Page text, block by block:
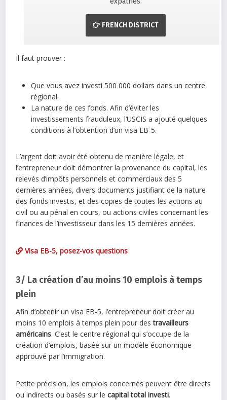
FRENCH DISTRICT
Il faut prouver :
Que vous avez investi 500 000 dollars dans un centre
régional.
La nature de ces fonds. Afin d’éviter les
investissements frauduleux, l’USCIS a ajouté quelques
conditions à l’obtention d’un visa EB-5.
L’argent doit avoir été obtenu de manière légale, et
l’entrepreneur doit démontrer la provenance du capital, les
relevés d’impôts personnels et commerciaux des 5
dernières années, divers documents justifiant de la nature
des fonds investis, et des copies de toutes les actions au
civil ou au pénal en cours, ou actions civiles concernant les
finances de l’investisseur dans les 15 dernières années.
Visa EB-5, posez-vos questions
3/ La création d’au moins 10 emplois à temps
plein
Afin d’obtenir un visa EB-5, l’entrepreneur doit créer au
moins 10 emplois à temps plein pour destravailleurs
américains. C’est le centre régional qui s’occupe de la
création d’emplois, basée sur un modèle économique
approuvé par l’immigration.
Petite précision, les emplois concernés peuvent être directs
ou indirects ou basés sur lecapital total investi.